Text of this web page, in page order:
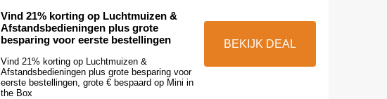
Vind 21% korting op Luchtmuizen &
Afstandsbedieningen plus grote
besparing voor eerste bestellingen
Vind 21% korting op Luchtmuizen &
Afstandsbedieningen plus grote besparing voor
eerste bestellingen, grote € bespaard op Mini in
the Box
BEKIJK DEAL